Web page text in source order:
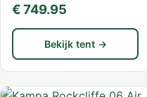
€ 749.95
Bekijk tent →